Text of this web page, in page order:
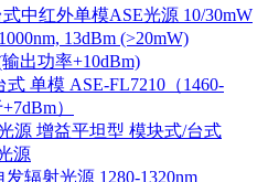
中红外单模ASE光源 10/30mW
13dBm (>20mW)
出功率+10dBm)
式 单模 ASE-FL7210（1460-
）
源 增益平坦型 模块式/台式
源
辐射光源 1280-1320nm